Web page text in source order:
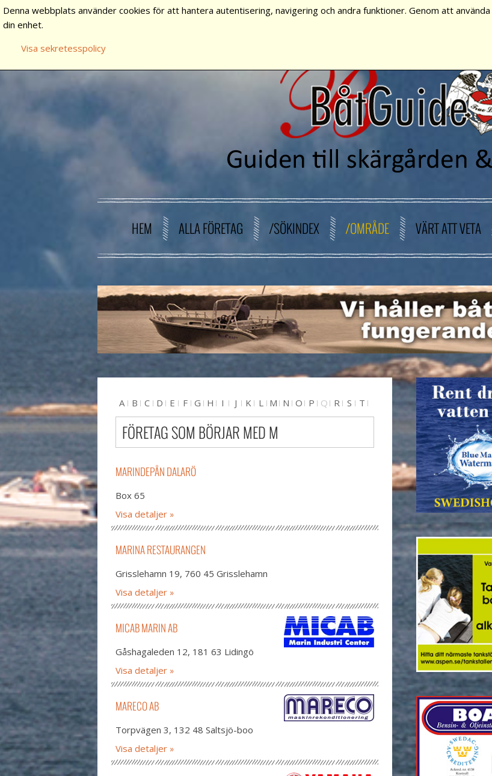
HEM ALLA FÖRETAG /SÖKINDEX /OMRÅDE VÄRT ATT VETA
A B C D E F G H I J K L M N O P Q R S
T
U V W X Y Z #
FÖRETAG SOM BÖRJAR MED M
MARINDEPÅN DALARÖ
Box 65
Visa detaljer
MARINA RESTAURANGEN
Grisslehamn 19, 760 45 Grisslehamn
Visa detaljer
MICAB MARIN AB
Gåshagaleden 12, 181 63 Lidingö
Visa detaljer
MARECO AB
Torpvägen 3, 132 48 Saltsjö-boo
Visa detaljer
Denna webbplats använder cookies för att hantera autentisering, navigering och andra funktioner. Genom att
din enhet.
Visa sekretesspolicy